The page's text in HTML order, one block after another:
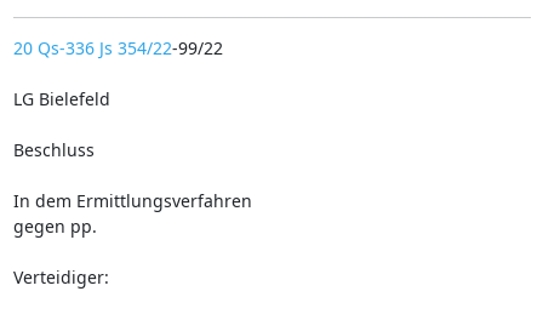
20 Qs-336 Js 354/22-99/22
LG Bielefeld
Beschluss
In dem Ermittlungsverfahren
gegen pp.
Verteidiger: